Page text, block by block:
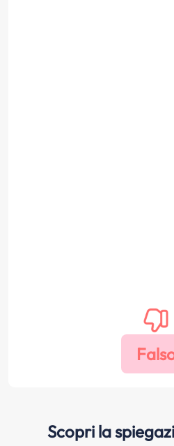
Scopri la